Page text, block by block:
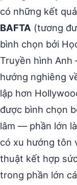
có những kết
BAFTA (tương
bình chọn bởi
Truyền hình
hướng nghiêng
lập hơn
được bình chọn
lâm — phần lớn
có xu hướng tôn
thuật kết hợp
trong phần lớn